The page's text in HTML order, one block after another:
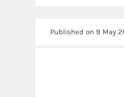
Published on 9 May